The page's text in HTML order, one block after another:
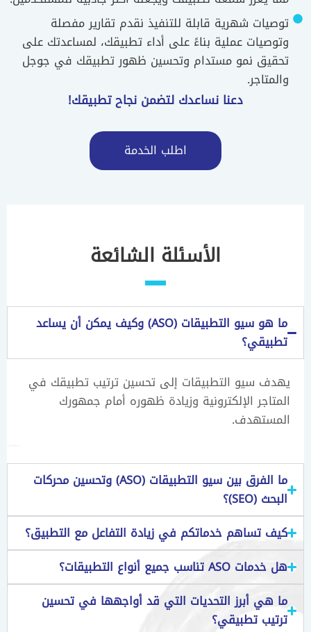
توصيات شهرية قابلة للتنفيذ نقدم تقارير مفصلة
وتوصيات عملية بناءً على أداء تطبيقك، لمساعدتك على
تحقيق نمو مستدام وتحسين ظهور تطبيقك في جوجل
والمتاجر.
دعنا نساعدك لتضمن نجاح تطبيقك!
اطلب الخدمة
الأسئلة الشائعة
ما هو سيو التطبيقات (ASO) وكيف يمكن أن يساعد
تطبيقي؟
يهدف سيو التطبيقات إلى تحسين ترتيب تطبيقك في
المتاجر الإلكترونية وزيادة ظهوره أمام جمهورك
المستهدف.
ما الفرق بين سيو التطبيقات (ASO) وتحسين محركات
البحث (SEO)؟
كيف تساهم خدماتكم في زيادة التفاعل مع التطبيق؟
هل خدمات ASO تناسب جميع أنواع التطبيقات؟
ما هي أبرز التحديات التي قد أواجهها في تحسين
ترتيب تطبيقي؟